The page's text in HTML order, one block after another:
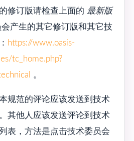
修订版请检查上面的 最新版
产生的其它修订版和其它技
https://www.oasis-
tc_home.php?
。
规范的评论应该发送到技术
其他人应该发送评论到技术
表，方法是点击技术委员会